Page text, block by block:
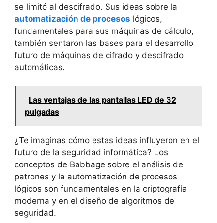
se limitó al descifrado. Sus ideas sobre la
automatización de procesos lógicos,
fundamentales para sus máquinas de cálculo,
también sentaron las bases para el desarrollo
futuro de máquinas de cifrado y descifrado
automáticas.
Las ventajas de las pantallas LED de 32
pulgadas
¿Te imaginas cómo estas ideas influyeron en el
futuro de la seguridad informática? Los
conceptos de Babbage sobre el análisis de
patrones y la automatización de procesos
lógicos son fundamentales en la criptografía
moderna y en el diseño de algoritmos de
seguridad.